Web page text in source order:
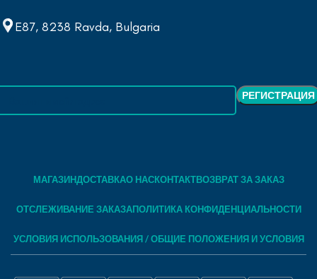
E87, 8238 Ravda, Bulgaria
МАГАЗИНДОСТАВКАО НАСКОНТАКТВОЗВРАТ ЗА ЗАКАЗ
ОТСЛЕЖИВАНИЕ ЗАКАЗАПОЛИТИКА КОНФИДЕНЦИАЛЬНОСТИ
УСЛОВИЯ ИСПОЛЬЗОВАНИЯ / ОБЩИЕ ПОЛОЖЕНИЯ И УСЛОВИЯ